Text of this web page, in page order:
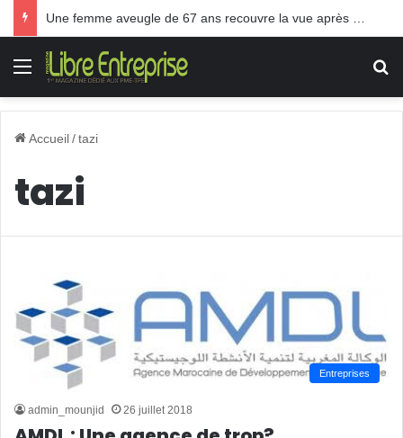
Menu
Accueil/tazi
tazi
Entreprises
admin_mounjid 26 juillet 2018